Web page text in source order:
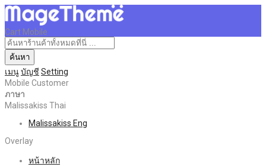
Cart Mobile
ค้นหา
เมนูบัญชี Setting
Mobile Customer
ภาษา
Malissakiss Thai
Malissakiss Eng
Overlay
หน้าหลัก